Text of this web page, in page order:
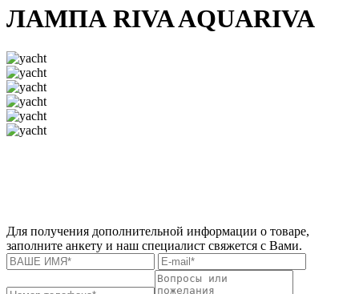
ЛАМПА RIVA AQUARIVA
Для получения дополнительной информации о товаре,
заполните анкету и наш специалист свяжется с Вами.